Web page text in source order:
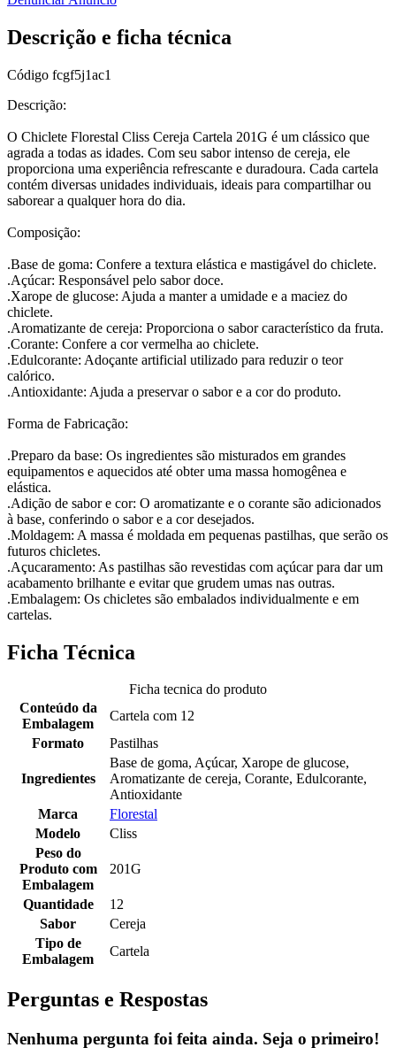
Descrição e ficha técnica
Código fcgf5j1ac1
Descrição:
O Chiclete Florestal Cliss Cereja Cartela 201G é um clássico que
agrada a todas as idades. Com seu sabor intenso de cereja, ele
proporciona uma experiência refrescante e duradoura. Cada cartela
contém diversas unidades individuais, ideais para compartilhar ou
saborear a qualquer hora do dia.
Composição:
.Base de goma: Confere a textura elástica e mastigável do chiclete.
.Açúcar: Responsável pelo sabor doce.
.Xarope de glucose: Ajuda a manter a umidade e a maciez do
chiclete.
.Aromatizante de cereja: Proporciona o sabor característico da fruta.
.Corante: Confere a cor vermelha ao chiclete.
.Edulcorante: Adoçante artificial utilizado para reduzir o teor
calórico.
.Antioxidante: Ajuda a preservar o sabor e a cor do produto.
Forma de Fabricação:
.Preparo da base: Os ingredientes são misturados em grandes
equipamentos e aquecidos até obter uma massa homogênea e
elástica.
.Adição de sabor e cor: O aromatizante e o corante são adicionados
à base, conferindo o sabor e a cor desejados.
.Moldagem: A massa é moldada em pequenas pastilhas, que serão os
futuros chicletes.
.Açucaramento: As pastilhas são revestidas com açúcar para dar um
acabamento brilhante e evitar que grudem umas nas outras.
.Embalagem: Os chicletes são embalados individualmente e em
cartelas.
Ficha Técnica
Ficha tecnica do produto
Conteúdo da
Embalagem
Cartela com 12
Formato
Pastilhas
Ingredientes
Base de goma, Açúcar, Xarope de glucose,
Aromatizante de cereja, Corante, Edulcorante,
Antioxidante
Marca
Florestal
Modelo
Cliss
Peso do
Produto com
Embalagem
201G
Quantidade
12
Sabor
Cereja
Tipo de
Embalagem
Cartela
Perguntas e Respostas
Nenhuma pergunta foi feita ainda. Seja o primeiro!